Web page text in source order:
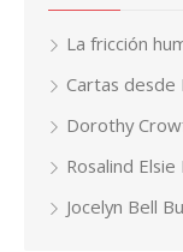
La fricción
Cartas desde
Dorothy
Rosalind
Jocelyn Bell